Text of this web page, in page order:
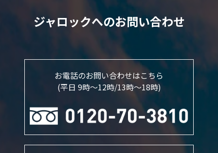
ジャロックへのお問い合わせ
お電話のお問い合わせはこちら
(平日 9時～12時/13時〜18時)